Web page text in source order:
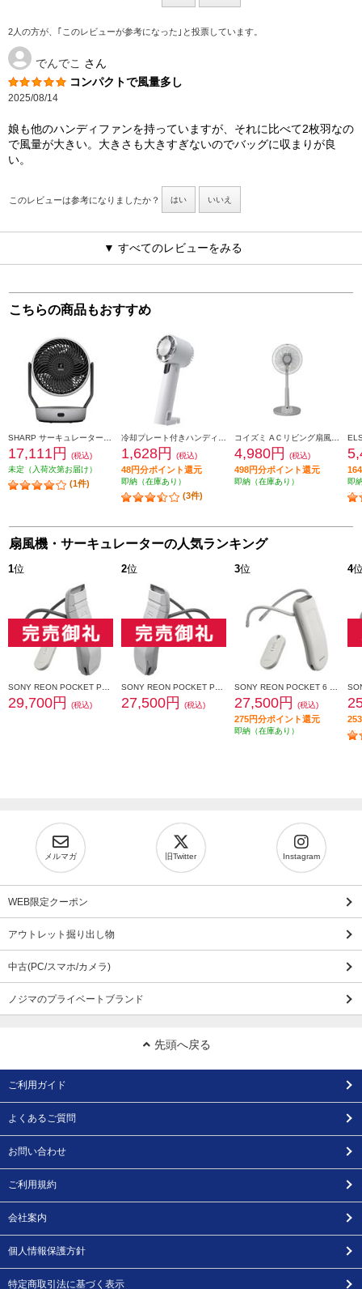
2人の方が、｢このレビューが参考になった｣と投票しています。
でんでこ さん
コンパクトで風量多し
2025/08/14
娘も他のハンディファンを持っていますが、それに比べて2枚羽なの
で風量が大きい。大きさも大きすぎないのでバッグに収まりが良
い。
このレビューは参考になりましたか？ はい いいえ
▼ すべてのレビューをみる
こちらの商品もおすすめ
17,111円
(税込)
未定（入荷次第お届け）
(1件)
1,628円 (税込)
48円分ポイント還元
即納（在庫あり）
(3件)
4,980円 (税込)
498円分ポイント還元
即納（在庫あり） 即
扇風機・サーキュレーターの人気ランキング
1位
29,700円 (税込)
2位
27,500円 (税込)
3位
27,500円 (税込)
275円分ポイント還元
即納（在庫あり）
4
メルマガ 旧Twitter Instagram
WEB限定クーポン
アウトレット掘り出し物
中古(PC/スマホ/カメラ)
ノジマのプライベートブランド
先頭へ戻る
ご利用ガイド
よくあるご質問
お問い合わせ
ご利用規約
会社案内
個人情報保護方針
特定商取引法に基づく表示